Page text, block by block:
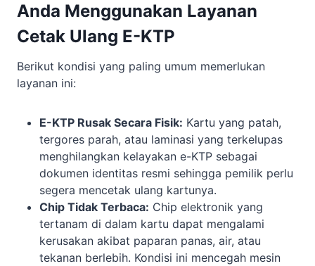
Anda Menggunakan Layanan
Cetak Ulang E-KTP
Berikut kondisi yang paling umum memerlukan
layanan ini:
E-KTP Rusak Secara Fisik: Kartu yang patah,
tergores parah, atau laminasi yang terkelupas
menghilangkan kelayakan e-KTP sebagai
dokumen identitas resmi sehingga pemilik perlu
segera mencetak ulang kartunya.
Chip Tidak Terbaca: Chip elektronik yang
tertanam di dalam kartu dapat mengalami
kerusakan akibat paparan panas, air, atau
tekanan berlebih. Kondisi ini mencegah mesin